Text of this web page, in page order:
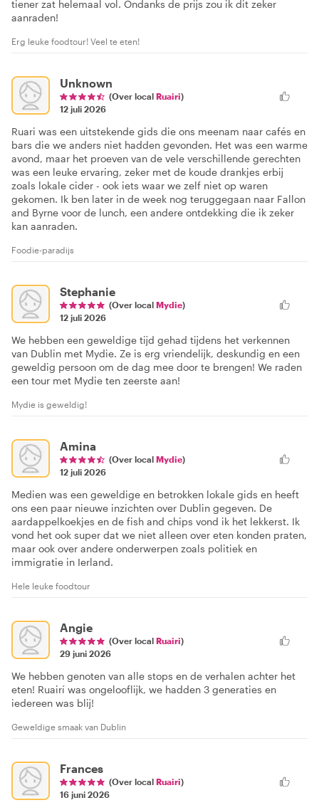
tiener zat helemaal vol. Ondanks de prijs zou ik dit zeker
aanraden!
Erg leuke foodtour! Veel te eten!
Unknown
(Over local Ruairi)
12 juli 2026
Ruari was een uitstekende gids die ons meenam naar cafés en
bars die we anders niet hadden gevonden. Het was een warme
avond, maar het proeven van de vele verschillende gerechten
was een leuke ervaring, zeker met de koude drankjes erbij
zoals lokale cider - ook iets waar we zelf niet op waren
gekomen. Ik ben later in de week nog teruggegaan naar Fallon
and Byrne voor de lunch, een andere ontdekking die ik zeker
kan aanraden.
Foodie-paradijs
Stephanie
(Over local Mydie)
12 juli 2026
We hebben een geweldige tijd gehad tijdens het verkennen
van Dublin met Mydie. Ze is erg vriendelijk, deskundig en een
geweldig persoon om de dag mee door te brengen! We raden
een tour met Mydie ten zeerste aan!
Mydie is geweldig!
Amina
(Over local Mydie)
12 juli 2026
Medien was een geweldige en betrokken lokale gids en heeft
ons een paar nieuwe inzichten over Dublin gegeven. De
aardappelkoekjes en de fish and chips vond ik het lekkerst. Ik
vond het ook super dat we niet alleen over eten konden praten,
maar ook over andere onderwerpen zoals politiek en
immigratie in Ierland.
Hele leuke foodtour
Angie
(Over local Ruairi)
29 juni 2026
We hebben genoten van alle stops en de verhalen achter het
eten! Ruairí was ongelooflijk, we hadden 3 generaties en
iedereen was blij!
Geweldige smaak van Dublin
Frances
(Over local Ruairi)
16 juni 2026